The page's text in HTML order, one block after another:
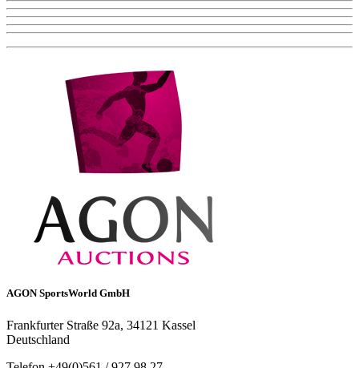
AGON SportsWorld GmbH
Frankfurter Straße 92a, 34121 Kassel
Deutschland